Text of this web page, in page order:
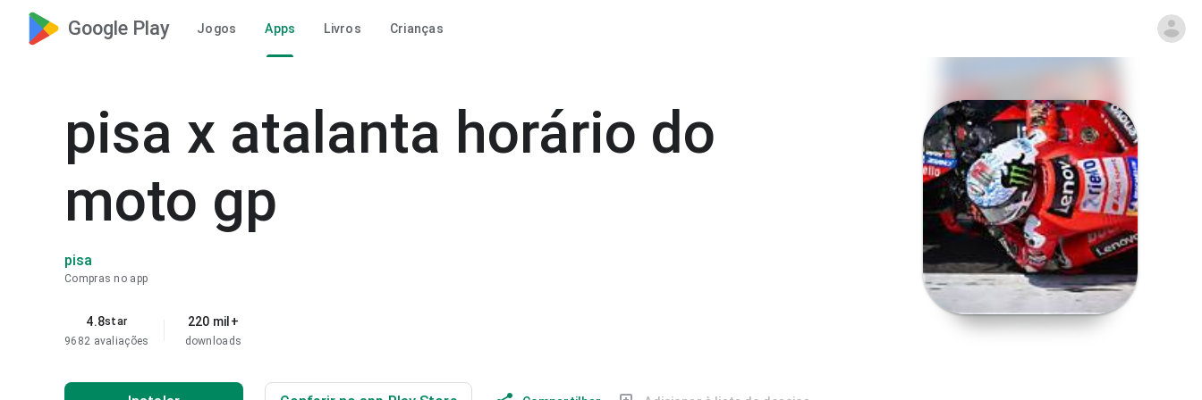
Google Play Jogos Apps Livros Crianças
pisa x atalanta horário do
moto gp
pisa
Compras no app
4.8star
9682 avaliações
220 mil+
downloads